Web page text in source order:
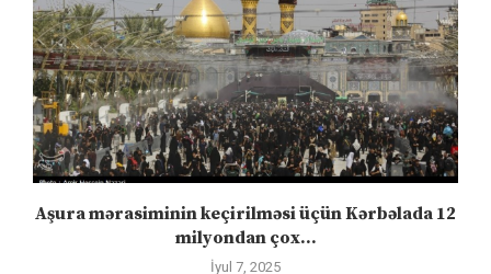
Aşura mərasiminin keçirilməsi üçün Kərbəlada 12
milyondan çox...
İyul 7, 2025